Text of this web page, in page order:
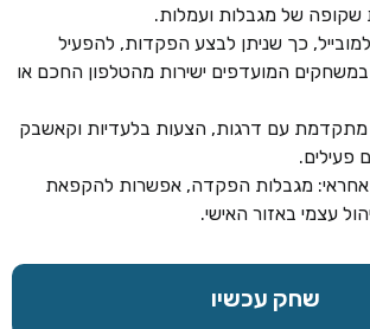
שקופה של מגבלות ועמלות.
כך שניתן לבצע הפקדות, להפעיל
במשחקים המועדפים ישירות מהטלפון החכם או
מתקדמת עם דרגות, הצעות בלעדיות וקאשבק
פעילים.
מגבלות הפקדה, אפשרות להקפאת
עצמי באזור האישי.
שחק עכשיו